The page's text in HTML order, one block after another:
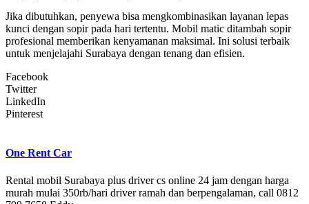
Jika dibutuhkan, penyewa bisa mengkombinasikan layanan lepas
kunci dengan sopir pada hari tertentu. Mobil matic ditambah sopir
profesional memberikan kenyamanan maksimal. Ini solusi terbaik
untuk menjelajahi Surabaya dengan tenang dan efisien.
Facebook
Twitter
LinkedIn
Pinterest
One Rent Car
Rental mobil Surabaya plus driver cs online 24 jam dengan harga
murah mulai 350rb/hari driver ramah dan berpengalaman, call 0812